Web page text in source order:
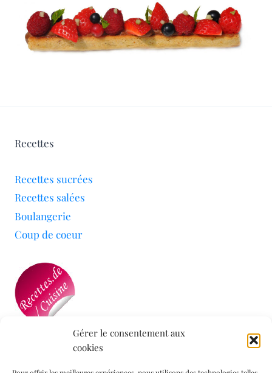
Gérer le consentement aux
cookies
Recettes
Recettes sucrées
Recettes salées
Boulangerie
Coup de coeur
Mon blog a été sélectionné par le site